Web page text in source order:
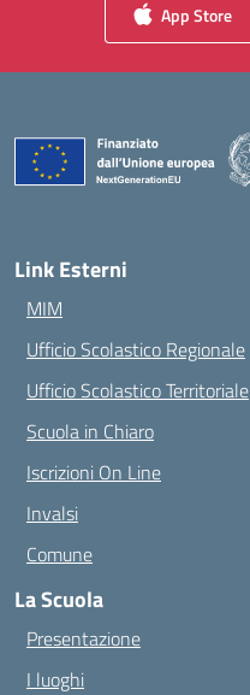
App Store
Link Esterni
MIM
Ufficio Scolastico Regionale
Ufficio Scolastico Territoriale
Scuola in Chiaro
Iscrizioni On Line
Invalsi
Comune
La Scuola
Presentazione
I luoghi